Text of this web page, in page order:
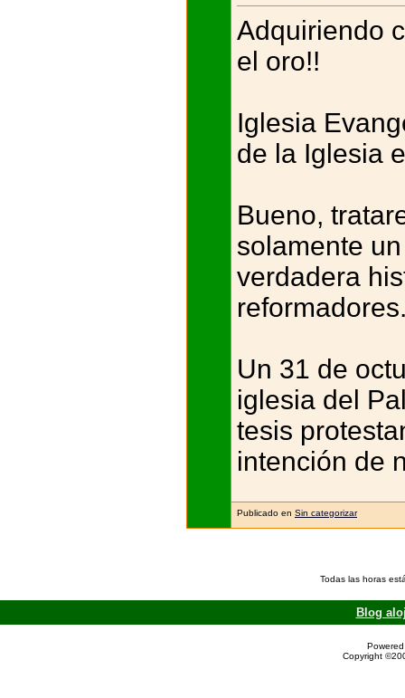
Adquiriendo
el oro!!
Iglesia
de la Iglesia
Bueno,
solamente
verdadera
Un 31 de
iglesia del
tesis
intención de
Publicado en Sin categorizar
Todas las horas
Blog
Copyright